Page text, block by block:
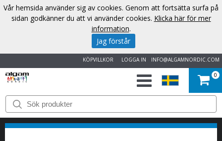
INFO@ALGAMNORDIC.COM
LOGGA IN
KÖPVILLKOR
START
VARUMÄRKEN
0
Vår hemsida använder sig av cookies. Genom att fortsätta surfa på
sidan godkänner du att vi använder cookies. Klicka här för mer
information.
Jag förstår